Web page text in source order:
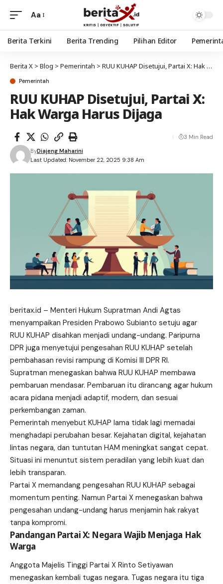
Aa
Berita Terkini Berita Trending Pilihan Editor
Berita X > Blog > Pemerintah > RUU KUHAP Disetujui, Partai X: Hak Warga Harus Dijaga
Pemerintah
RUU KUHAP Disetujui, Partai X:
Hak Warga Harus Dijaga
Last Updated: November 22, 2025 9:38 Am
ByDiajeng Maharini
3 Min Read
beritax.id – Menteri Hukum Supratman Andi Agtas
menyampaikan Presiden Prabowo Subianto setuju agar
RUU KUHAP disahkan menjadi undang-undang. Paripurna
DPR juga menyetujui pengesahan RUU KUHAP setelah
pembahasan revisi rampung di Komisi III DPR RI.
Supratman menegaskan bahwa RUU KUHAP membawa
pembaruan mendasar. Pembaruan itu dirancang agar hukum
acara pidana menjadi adaptif, modern, dan sesuai
perkembangan zaman.
Pemerintah menyebut KUHAP lama tidak lagi memadai
menghadapi perubahan besar. Kejahatan digital, kejahatan
lintas negara, dan tuntutan HAM meningkat sangat cepat.
Situasi ini menuntut sistem peradilan yang lebih kuat dan
lebih transparan.
Partai X memandang pengesahan RUU KUHAP sebagai
momentum penting. Namun Partai X menegaskan bahwa
pengesahan undang-undang harus menjamin hak rakyat
tanpa kompromi.
Pandangan Partai X: Negara Wajib Menjaga Hak
Warga
Anggota Majelis Tinggi Partai X Rinto Setiyawan
menegaskan kembali tugas negara. Tugas negara itu tiga